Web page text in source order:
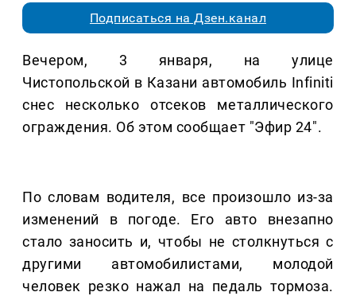
Подписаться на Дзен.канал
Вечером, 3 января, на улице
Чистопольской в Казани автомобиль Infiniti
снес несколько отсеков металлического
ограждения. Об этом сообщает "Эфир 24".
По словам водителя, все произошло из-за
изменений в погоде. Его авто внезапно
стало заносить и, чтобы не столкнуться с
другими автомобилистами, молодой
человек резко нажал на педаль тормоза.